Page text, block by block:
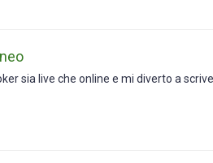
sia live che online e mi diverto a